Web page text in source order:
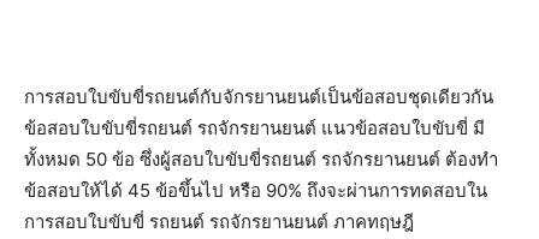
การสอบใบขับขี่รถยนต์กับจักรยานยนต์เป็นข้อสอบชุดเดียวกัน
ข้อสอบใบขับขี่รถยนต์ รถจักรยานยนต์ แนวข้อสอบใบขับขี่ มี
ทั้งหมด 50 ข้อ ซึ่งผู้สอบใบขับขี่รถยนต์ รถจักรยานยนต์ ต้องทำ
ข้อสอบให้ได้ 45 ข้อขึ้นไป หรือ 90% ถึงจะผ่านการทดสอบใน
การสอบใบขับขี่ รถยนต์ รถจักรยานยนต์ ภาคทฤษฎี